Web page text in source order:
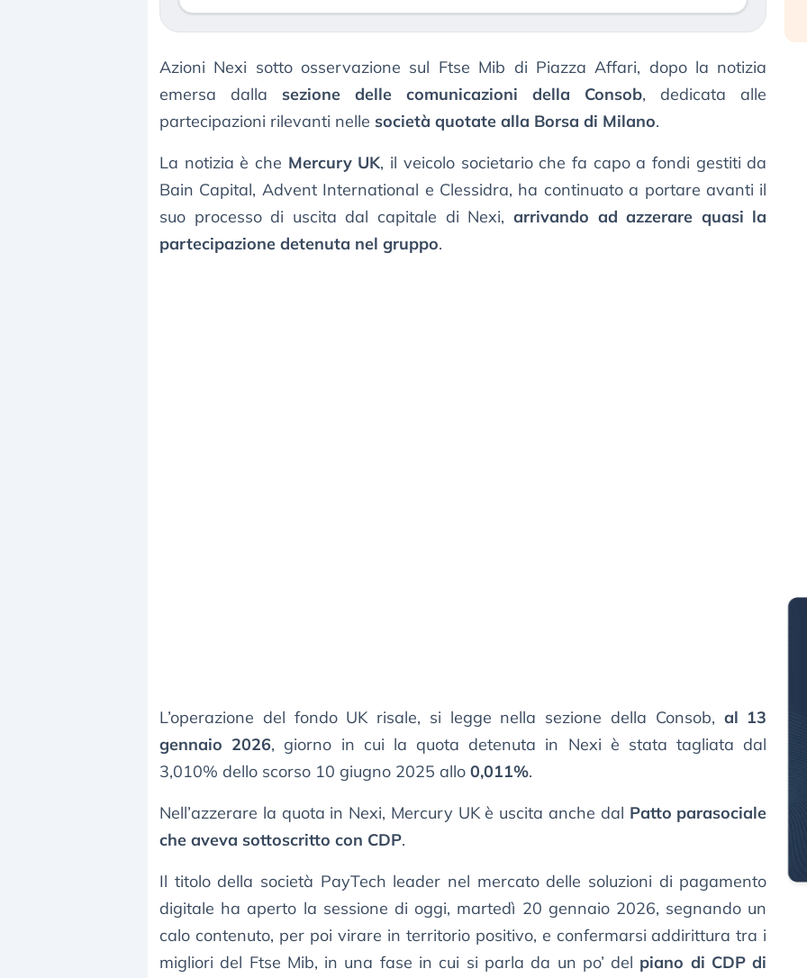
Azioni Nexi sotto osservazione sul Ftse Mib di Piazza Affari, dopo la notizia
emersa dalla sezione delle comunicazioni della Consob, dedicata alle
partecipazioni rilevanti nelle società quotate alla Borsa di Milano.
La notizia è che Mercury UK, il veicolo societario che fa capo a fondi gestiti da
Bain Capital, Advent International e Clessidra, ha continuato a portare avanti il
suo processo di uscita dal capitale di Nexi, arrivando ad azzerare quasi la
partecipazione detenuta nel gruppo.
L’operazione del fondo UK risale, si legge nella sezione della Consob, al 13
gennaio 2026, giorno in cui la quota detenuta in Nexi è stata tagliata dal
3,010% dello scorso 10 giugno 2025 allo 0,011%.
Nell’azzerare la quota in Nexi, Mercury UK è uscita anche dal Patto parasociale
che aveva sottoscritto con CDP.
Il titolo della società PayTech leader nel mercato delle soluzioni di pagamento
digitale ha aperto la sessione di oggi, martedì 20 gennaio 2026, segnando un
calo contenuto, per poi virare in territorio positivo, e confermarsi addirittura tra i
migliori del Ftse Mib, in una fase in cui si parla da un po’ del piano di CDP di